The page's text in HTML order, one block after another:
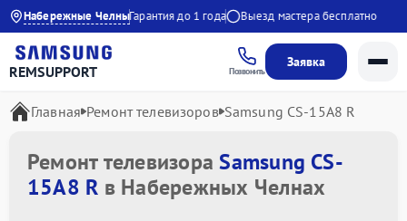
Набережные Челны
с 9:00 до 21:00 Гарантия до 1 года Выезд мастера бесплатно
REMSUPPORT Позвонить
Заявка
Главная Ремонт телевизоров Samsung CS-15A8 R
Ремонт телевизораSamsung CS-
15A8 R в Набережных Челнах